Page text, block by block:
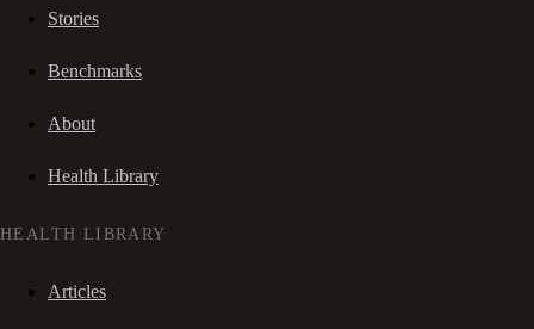
Stories
Benchmarks
About
Health Library
HEALTH LIBRARY
Articles